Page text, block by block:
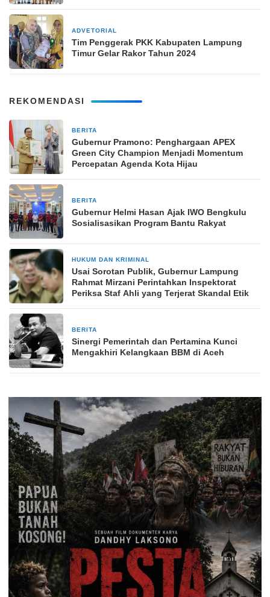
ADVETORIAL
Tim Penggerak PKK Kabupaten Lampung
Timur Gelar Rakor Tahun 2024
REKOMENDASI
BERITA
Gubernur Pramono: Penghargaan APEX
Green City Champion Menjadi Momentum
Percepatan Agenda Kota Hijau
BERITA
Gubernur Helmi Hasan Ajak IWO Bengkulu
Sosialisasikan Program Bantu Rakyat
HUKUM DAN KRIMINAL
Usai Sorotan Publik, Gubernur Lampung
Rahmat Mirzani Perintahkan Inspektorat
Periksa Staf Ahli yang Terjerat Skandal Etik
BERITA
Sinergi Pemerintah dan Pertamina Kunci
Mengakhiri Kelangkaan BBM di Aceh